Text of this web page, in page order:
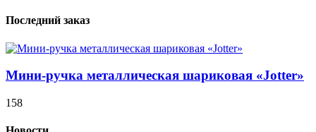
Последний заказ
Мини-ручка металлическая шариковая «Jotter»
158